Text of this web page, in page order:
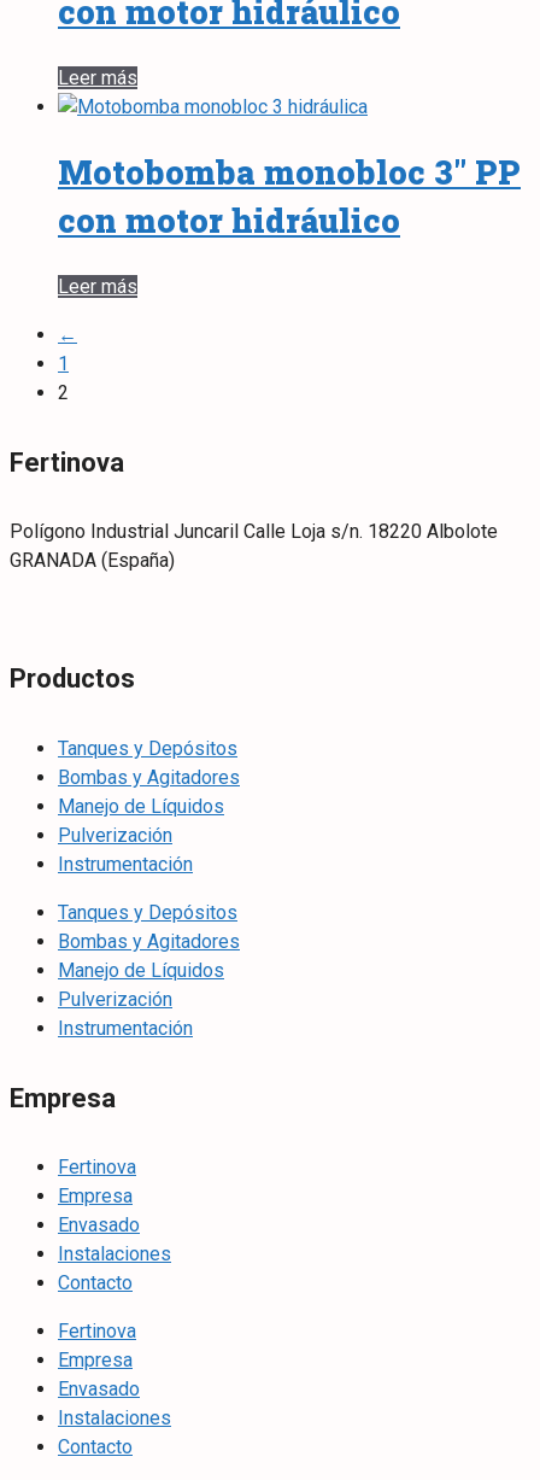
con motor hidráulico
Leer más
Motobomba monobloc 3″ PP
con motor hidráulico
Leer más
←
1
2
Fertinova
Polígono Industrial Juncaril Calle Loja s/n. 18220 Albolote
GRANADA (España)
Productos
Tanques y Depósitos
Bombas y Agitadores
Manejo de Líquidos
Pulverización
Instrumentación
Tanques y Depósitos
Bombas y Agitadores
Manejo de Líquidos
Pulverización
Instrumentación
Empresa
Fertinova
Empresa
Envasado
Instalaciones
Contacto
Fertinova
Empresa
Envasado
Instalaciones
Contacto